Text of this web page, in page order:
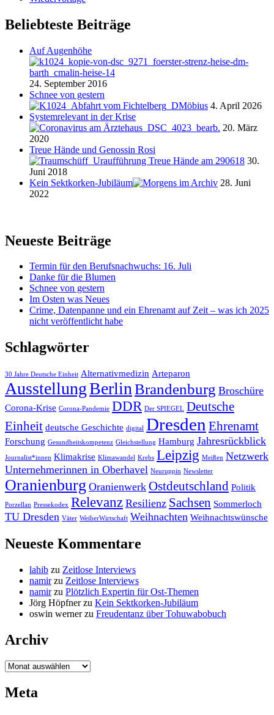
Beliebteste Beiträge
Auf Augenhöhe
24. September 2016
Schnee von gestern
4. April 2026
Systemrelevant in der Krise
20. März
2020
Treue Hände und Genossin Rosi
30.
Juni 2018
Kein Sektkorken-Jubiläum
28. Juni
2022
Neueste Beiträge
Termin für den Berufsnachwuchs: 16. Juli
Danke für die Blumen
Schnee von gestern
Im Osten was Neues
Crime, Datenpanne und ein Ehrenamt auf Zeit – was ich 2025
nicht veröffentlicht habe
Schlagwörter
30 Jahre Deutsche Einheit Alternativmedizin Arteparon
AusstellungBerlinBrandenburg Broschüre
Corona-Krise Corona-Pandemie DDR Der SPIEGEL Deutsche
Einheit deutsche Geschichte digital Dresden Ehrenamt
Forschung Gesundheitskompetenz Gleichstellung Hamburg Jahresrückblick
Journalist*innen Klimakrise Klimawandel Krebs Leipzig Meißen Netzwerk
Unternehmerinnen in Oberhavel Neuruppin Newsletter
Oranienburg Oranienwerk Ostdeutschland Politik
Porzellan Pressekodex Relevanz Resilienz Sachsen Sommerloch
TU Dresden Väter WeiberWirtschaft Weihnachten Weihnachtswünsche
Neueste Kommentare
lahib zu Zeitlose Interviews
namirzu Zeitlose Interviews
namirzu Plötzlich Expertin für Ost-Themen
Jörg Höpfnerzu Kein Sektkorken-Jubiläum
oswin wernerzu Freudentanz über Tohuwabobuch
Archiv
Archiv
Meta